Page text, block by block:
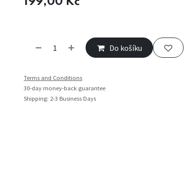
Do košíku
Terms and Conditions
30-day money-back guarantee
Shipping: 2-3 Business Days